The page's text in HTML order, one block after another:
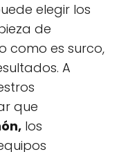
elegir los
de
como es surco,
A
que
los